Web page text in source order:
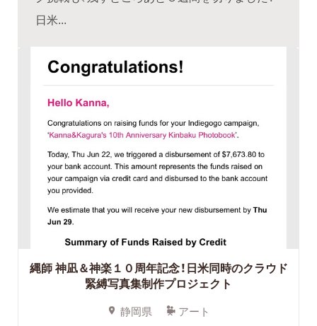
日米...
縄師 神凪＆神楽１０周年記念！日米同時のクラウド
緊縛写真集制作プロジェクト
静岡県 アート